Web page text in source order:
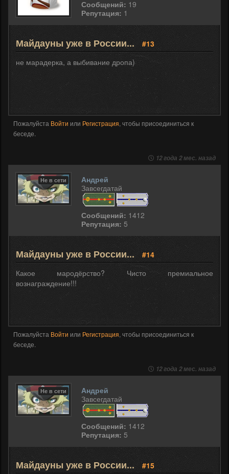
Сообщений: 19
Репутация: 1
Майдауны уже в России...
#13
не марадерка, а выбивание дропа)
Пожалуйста Войти или Регистрация, чтобы присоединиться к
беседе.
12 года 2 мес. назад
Не в сети
Андрей
Завсегдатай
Сообщений: 1412
Репутация: 5
Майдауны уже в России...
#14
Какое мародёрство? Чисто премиальное
вознаграждение!!!
Пожалуйста Войти или Регистрация, чтобы присоединиться к
беседе.
12 года 2 мес. назад
Не в сети
Андрей
Завсегдатай
Сообщений: 1412
Репутация: 5
Майдауны уже в России... #15